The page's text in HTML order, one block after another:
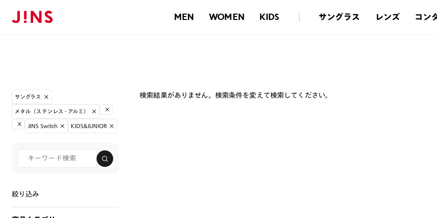
MEN WOMEN KIDS サングラス レンズ コン
サングラス
メタル（ステンレス・アルミ）
JINS Switch KIDS&JUNIOR
絞り込み
検索結果がありません。検索条件を変えて検索してください。